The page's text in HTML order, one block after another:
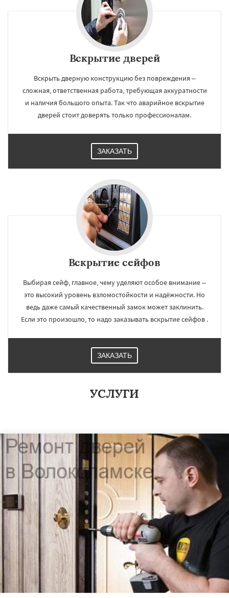
Вскрытие дверей
Вскрыть дверную конструкцию без повреждения –
сложная, ответственная работа, требующая аккуратности
и наличия большого опыта. Так что аварийное вскрытие
дверей стоит доверять только профессионалам.
ЗАКАЗАТЬ
Вскрытие сейфов
Выбирая сейф, главное, чему уделяют особое внимание –
это высокий уровень взломостойкости и надёжности. Но
ведь даже самый качественный замок может заклинить.
Если это произошло, то надо заказывать вскрытие сейфов .
ЗАКАЗАТЬ
УСЛУГИ